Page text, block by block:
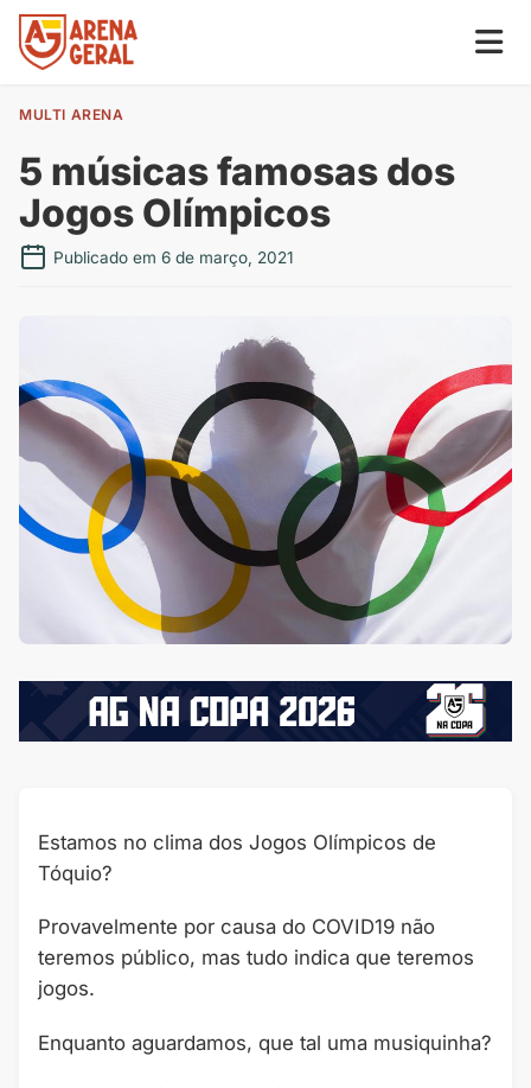
MULTI ARENA
5 músicas famosas dos
Jogos Olímpicos
Publicado em 6 de março, 2021
Estamos no clima dos Jogos Olímpicos de
Tóquio?
Provavelmente por causa do COVID19 não
teremos público, mas tudo indica que teremos
jogos.
Enquanto aguardamos, que tal uma musiquinha?